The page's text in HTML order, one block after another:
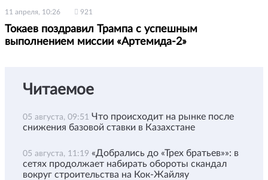
11 апреля, 10:26 921
Токаев поздравил Трампа с успешным
выполнением миссии «Артемида-2»
Читаемое
05 августа, 09:51 Что происходит на рынке после
снижения базовой ставки в Казахстане
05 августа, 11:19 «Добрались до «Трех братьев»»: в
сетях продолжает набирать обороты скандал
вокруг строительства на Кок-Жайляу